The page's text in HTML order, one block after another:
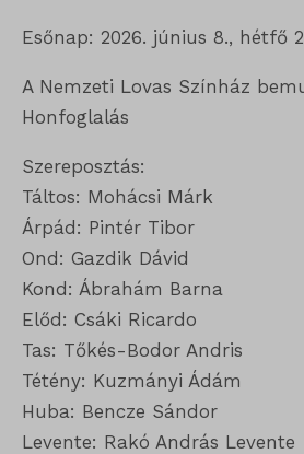
Esőnap: 2026. június 8., hétfő
A Nemzeti Lovas Színház
Honfoglalás
Szereposztás:
Táltos: Mohácsi Márk
Árpád: Pintér Tibor
Ond: Gazdik Dávid
Kond: Ábrahám Barna
Előd: Csáki Ricardo
Tas: Tőkés-Bodor Andris
Tétény: Kuzmányi Ádám
Huba: Bencze Sándor
Levente: Rakó András Levente